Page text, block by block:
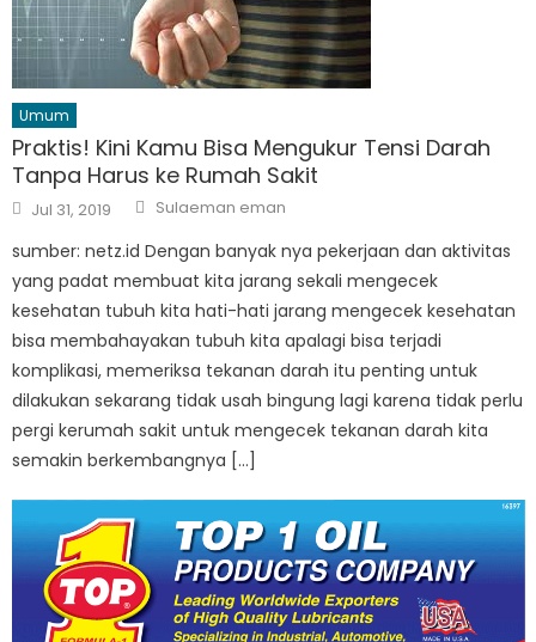
Umum
Praktis! Kini Kamu Bisa Mengukur Tensi Darah
Tanpa Harus ke Rumah Sakit
Posted
on
Jul 31, 2019 Author
Sulaeman eman
sumber: netz.id Dengan banyak nya pekerjaan dan aktivitas
yang padat membuat kita jarang sekali mengecek
kesehatan tubuh kita hati-hati jarang mengecek kesehatan
bisa membahayakan tubuh kita apalagi bisa terjadi
komplikasi, memeriksa tekanan darah itu penting untuk
dilakukan sekarang tidak usah bingung lagi karena tidak perlu
pergi kerumah sakit untuk mengecek tekanan darah kita
semakin berkembangnya […]